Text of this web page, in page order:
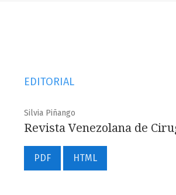
EDITORIAL
Silvia Piñango
Revista Venezolana de
PDF HTML